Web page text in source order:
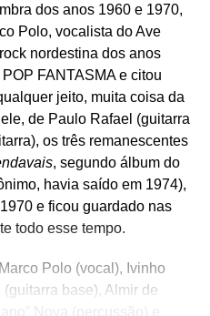
dos anos 1960 e 1970,
Polo, vocalista do Ave
nordestina dos anos
FANTASMA e citou
jeito, muita coisa da
de Paulo Rafael (guitarra
os três remanescentes
, segundo álbum do
havia saído em 1974),
e ficou guardado nas
todo esse tempo.
Polo (vocal), Ivinho
base), Almir de